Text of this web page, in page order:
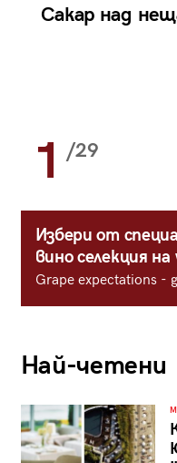
Сакар над
1 /29
Избери от
вино селекция
Grape expectations -
Най-четени